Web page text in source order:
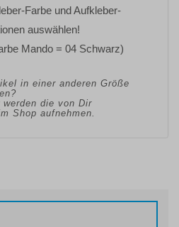
Farbe undAufkleber-
auswählen!
Mando = 04 Schwarz)
in einer anderen Größe
die von Dir
Shop aufnehmen.